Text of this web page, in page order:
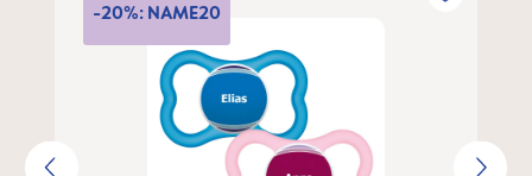
-20%: NAME20